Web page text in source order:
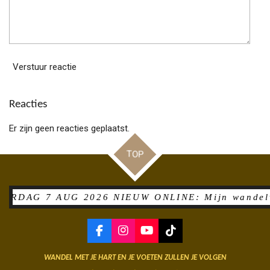
Verstuur reactie
Reacties
Er zijn geen reacties geplaatst.
TOP
7 AUG 2026 NIEUW ONLINE: Mijn
F
a
c
I
n
s
Y
o
u
T
i
k
WANDEL MET JE HART EN JE VOETEN ZULLEN JE VOLGEN